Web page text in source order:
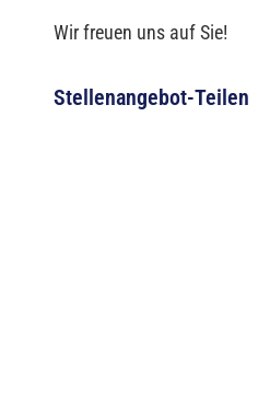
Wir freuen uns auf Sie!
Stellenangebot-Teilen